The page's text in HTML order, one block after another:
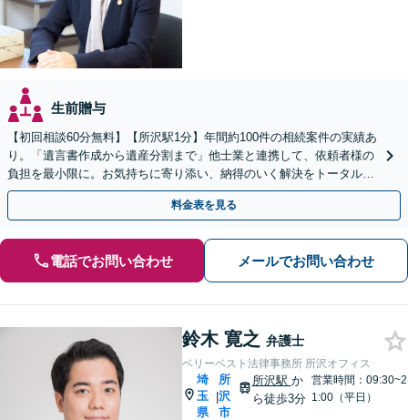
生前贈与
【初回相談60分無料】【所沢駅1分】年間約100件の相続案件の実績あ
り。「遺言書作成から遺産分割まで」他士業と連携して、依頼者様の
負担を最小限に。お気持ちに寄り添い、納得のいく解決をトータル・
サポート【当日・夜間（18時まで）の相談可】
料金表を見る
電話でお問い合わせ メールでお問い合わせ
鈴木 寛之 弁護士
ベリーベスト法律事務所 所沢オフィス
埼
玉
県
|
所
沢
市
所沢駅 か
ら徒歩3分
営業時間：09:30~2
1:00（平日）